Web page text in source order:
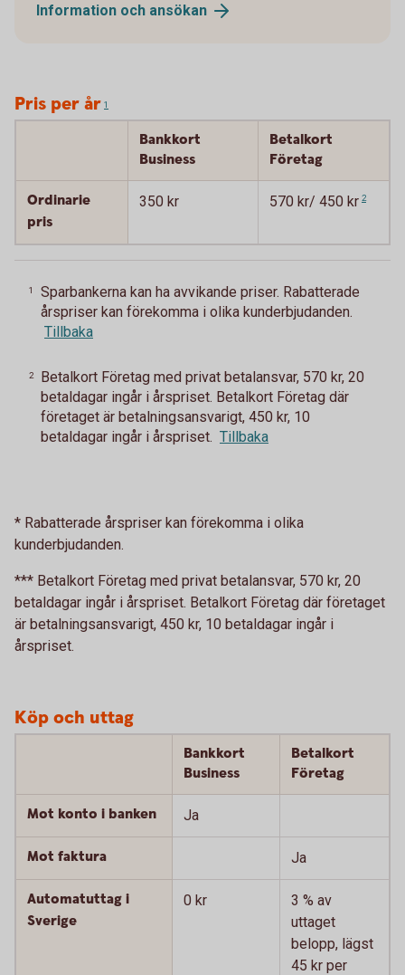
Information och ansökan
Pris per år 1
Bankkort
Business
Betalkort
Företag
Ordinarie
pris
350 kr 570 kr/ 450 kr 2
1
Sparbankerna kan ha avvikande priser. Rabatterade
årspriser kan förekomma i olika kunderbjudanden.
Tillbaka
2
Betalkort Företag med privat betalansvar, 570 kr, 20
betaldagar ingår i årspriset. Betalkort Företag där
företaget är betalningsansvarigt, 450 kr, 10
betaldagar ingår i årspriset. Tillbaka
* Rabatterade årspriser kan förekomma i olika
kunderbjudanden.
*** Betalkort Företag med privat betalansvar, 570 kr, 20
betaldagar ingår i årspriset. Betalkort Företag där företaget
är betalningsansvarigt, 450 kr, 10 betaldagar ingår i
årspriset.
Köp och uttag
Bankkort
Business
Betalkort
Företag
Mot konto i banken Ja
Mot faktura Ja
Automatuttag i
Sverige
0 kr
3 % av
uttaget
belopp, lägst
45 kr per